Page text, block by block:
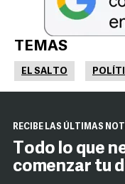
TEMAS
EL SALTO
RECIBE LAS ÚLTIMAS
Todo lo que
comenzar tu